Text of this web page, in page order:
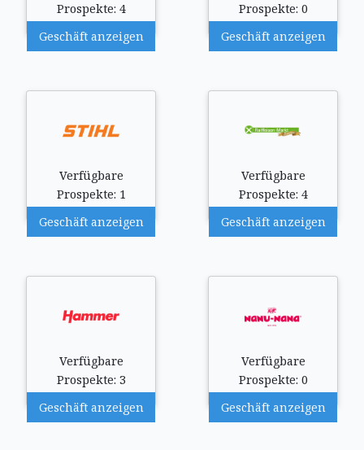
Prospekte: 4
Geschäft anzeigen
Prospekte: 0
Geschäft anzeigen
Verfügbare
Prospekte: 1
Geschäft anzeigen
Verfügbare
Prospekte: 4
Geschäft anzeigen
Verfügbare
Prospekte: 3
Geschäft anzeigen
Verfügbare
Prospekte: 0
Geschäft anzeigen